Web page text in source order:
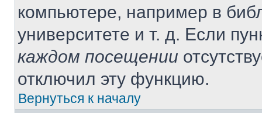
компьютере, например в
университете и т. д. Если
каждом посещении
отключил эту функцию.
Вернуться к началу